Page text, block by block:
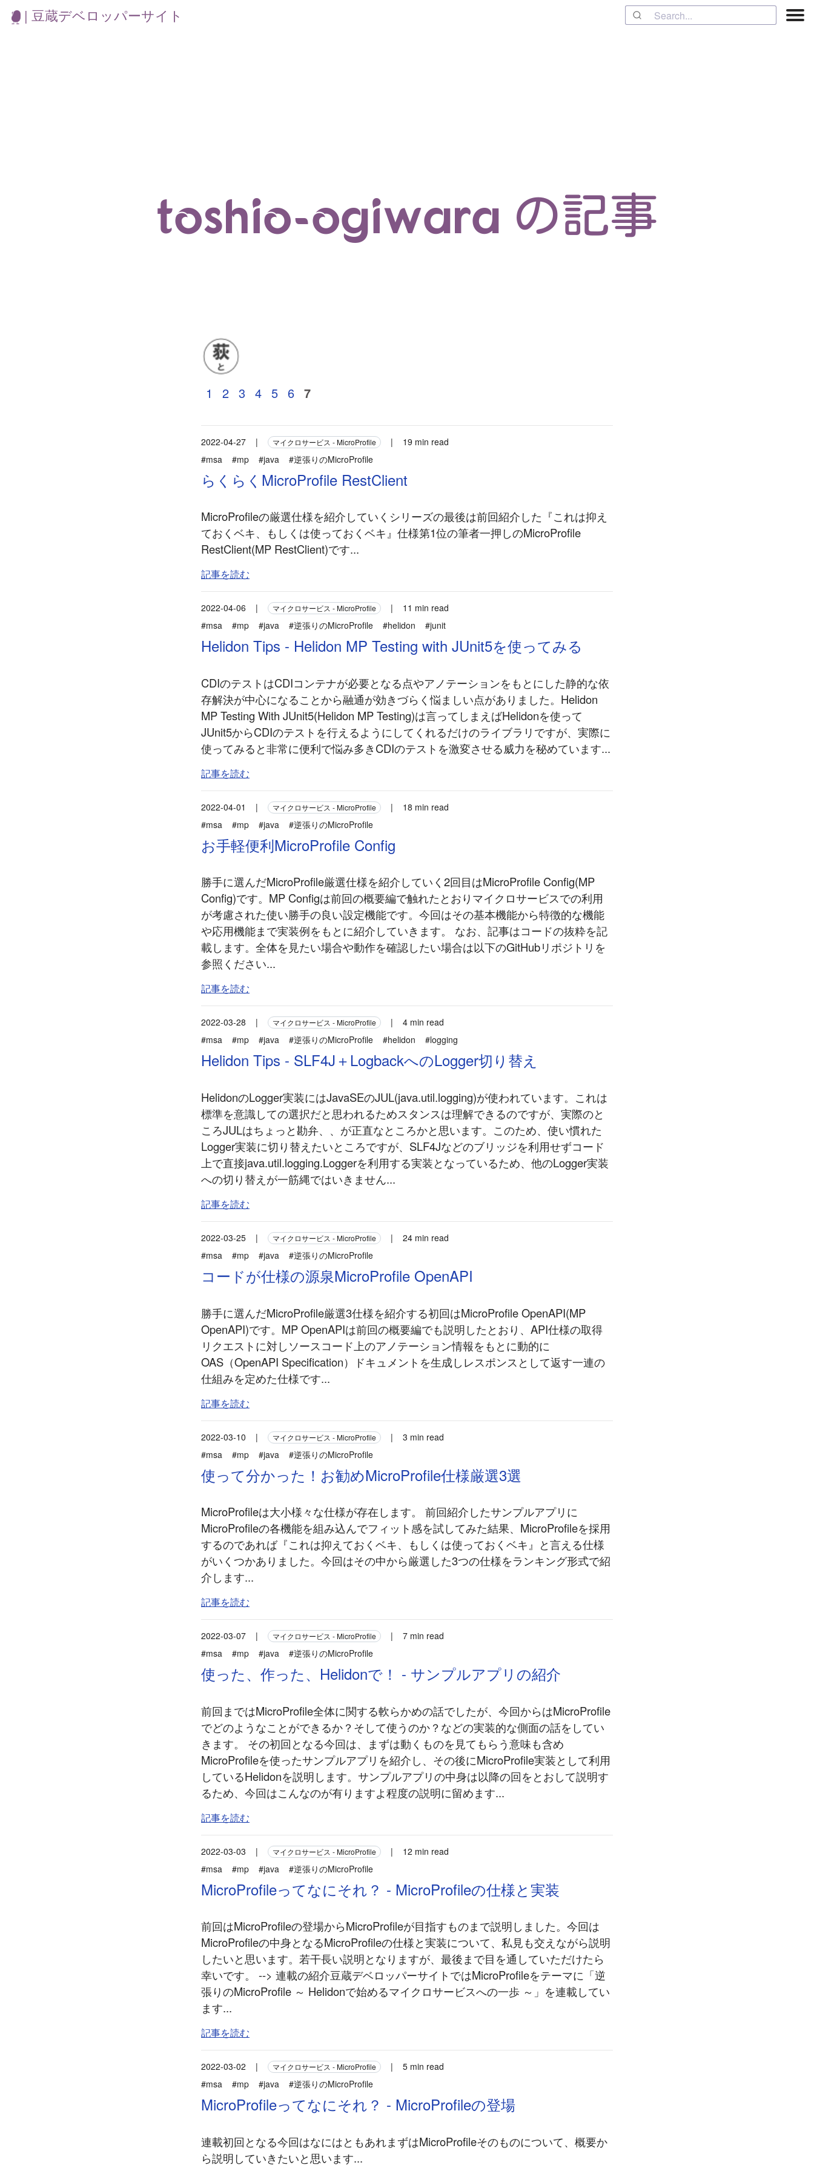
| 豆蔵デベロッパーサイト
toshio-ogiwara の記事
1 2 3 4 5 6 7
2022-04-27 | マイクロサービス - MicroProfile |
19 min read
#msa
#mp #java #逆張りのMicroProfile
らくらくMicroProfile RestClient
MicroProfileの厳選仕様を紹介していくシリーズの最後は前回紹介した『これは抑え
ておくベキ、もしくは使っておくベキ』仕様第1位の筆者一押しのMicroProfile
RestClient(MP RestClient)です...
記事を読む
2022-04-06 | マイクロサービス - MicroProfile |
11 min read
#msa
#mp #java #逆張りのMicroProfile #helidon #junit
Helidon Tips - Helidon MP Testing with JUnit5を使ってみる
CDIのテストはCDIコンテナが必要となる点やアノテーションをもとにした静的な依
存解決が中心になることから融通が効きづらく悩ましい点がありました。Helidon
MP Testing With JUnit5(Helidon MP Testing)は言ってしまえばHelidonを使って
JUnit5からCDIのテストを行えるようにしてくれるだけのライブラリですが、実際に
使ってみると非常に便利で悩み多きCDIのテストを激変させる威力を秘めています...
記事を読む
2022-04-01 | マイクロサービス - MicroProfile |
18 min read
#msa
#mp #java #逆張りのMicroProfile
お手軽便利MicroProfile Config
勝手に選んだMicroProfile厳選仕様を紹介していく2回目はMicroProfile Config(MP
Config)です。MP Configは前回の概要編で触れたとおりマイクロサービスでの利用
が考慮された使い勝手の良い設定機能です。今回はその基本機能から特徴的な機能
や応用機能まで実装例をもとに紹介していきます。 なお、記事はコードの抜粋を記
載します。全体を見たい場合や動作を確認したい場合は以下のGitHubリポジトリを
参照ください...
記事を読む
2022-03-28 | マイクロサービス - MicroProfile |
4 min read
#msa
#mp #java #逆張りのMicroProfile #helidon #logging
Helidon Tips - SLF4J＋LogbackへのLogger切り替え
HelidonのLogger実装にはJavaSEのJUL(java.util.logging)が使われています。これは
標準を意識しての選択だと思われるためスタンスは理解できるのですが、実際のと
ころJULはちょっと勘弁、、が正直なところかと思います。このため、使い慣れた
Logger実装に切り替えたいところですが、SLF4Jなどのブリッジを利用せずコード
上で直接java.util.logging.Loggerを利用する実装となっているため、他のLogger実装
への切り替えが一筋縄ではいきません...
記事を読む
2022-03-25 | マイクロサービス - MicroProfile |
24 min read
#msa
#mp #java #逆張りのMicroProfile
コードが仕様の源泉MicroProfile OpenAPI
勝手に選んだMicroProfile厳選3仕様を紹介する初回はMicroProfile OpenAPI(MP
OpenAPI)です。MP OpenAPIは前回の概要編でも説明したとおり、API仕様の取得
リクエストに対しソースコード上のアノテーション情報をもとに動的に
OAS（OpenAPI Specification）ドキュメントを生成しレスポンスとして返す一連の
仕組みを定めた仕様です...
記事を読む
2022-03-10 | マイクロサービス - MicroProfile |
3 min read
#msa
#mp #java #逆張りのMicroProfile
使って分かった！お勧めMicroProfile仕様厳選3選
MicroProfileは大小様々な仕様が存在します。 前回紹介したサンプルアプリに
MicroProfileの各機能を組み込んでフィット感を試してみた結果、MicroProfileを採用
するのであれば『これは抑えておくベキ、もしくは使っておくベキ』と言える仕様
がいくつかありました。今回はその中から厳選した3つの仕様をランキング形式で紹
介します...
記事を読む
2022-03-07 | マイクロサービス - MicroProfile |
7 min read
#msa
#mp #java #逆張りのMicroProfile
使った、作った、Helidonで！ - サンプルアプリの紹介
前回まではMicroProfile全体に関する軟らかめの話でしたが、今回からはMicroProfile
でどのようなことができるか？そして使うのか？などの実装的な側面の話をしてい
きます。 その初回となる今回は、まずは動くものを見てもらう意味も含め
MicroProfileを使ったサンプルアプリを紹介し、その後にMicroProfile実装として利用
しているHelidonを説明します。サンプルアプリの中身は以降の回をとおして説明す
るため、今回はこんなのが有りますよ程度の説明に留めます...
記事を読む
2022-03-03 | マイクロサービス - MicroProfile |
12 min read
#msa
#mp #java #逆張りのMicroProfile
MicroProfileってなにそれ？ - MicroProfileの仕様と実装
前回はMicroProfileの登場からMicroProfileが目指すものまで説明しました。今回は
MicroProfileの中身となるMicroProfileの仕様と実装について、私見も交えながら説明
したいと思います。若干長い説明となりますが、最後まで目を通していただけたら
幸いです。 --> 連載の紹介豆蔵デベロッパーサイトではMicroProfileをテーマに「逆
張りのMicroProfile ～ Helidonで始めるマイクロサービスへの一歩 ～」を連載してい
ます...
記事を読む
2022-03-02 | マイクロサービス - MicroProfile |
5 min read
#msa
#mp #java #逆張りのMicroProfile
MicroProfileってなにそれ？ - MicroProfileの登場
連載初回となる今回はなにはともあれまずはMicroProfileそのものについて、概要か
ら説明していきたいと思います...